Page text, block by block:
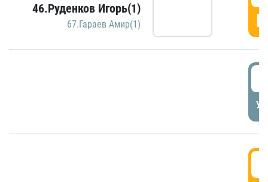
46.Руденков Игорь(1)
67.Гараев Амир(1)